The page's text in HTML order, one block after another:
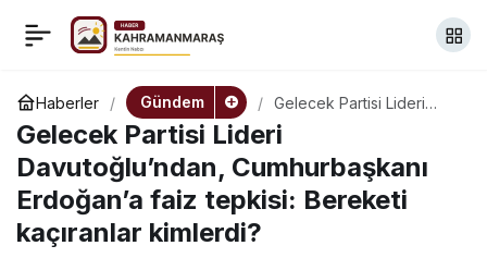
Haberler Gündem
Gelecek Partisi Lideri
Davutoğlu’ndan,
Cumhurbaşkanı
Erdoğan’a faiz tepkisi:
Bereketi kaçıranlar
kimlerdi?
Gelecek Partisi Lideri
Davutoğlu’ndan, Cumhurbaşkanı
Erdoğan’a faiz tepkisi: Bereketi
kaçıranlar kimlerdi?
CHP’li Yavuzyılmaz,
Zafer Havalimanı için
şirkete 2,2 milyon
avroluk ödeme
Paylaş